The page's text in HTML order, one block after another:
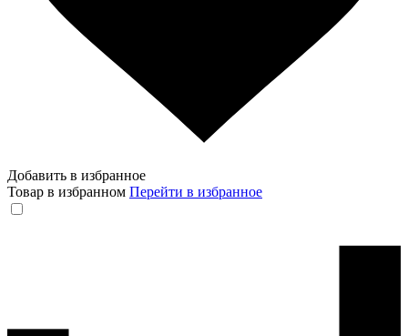
Добавить в избранное
Товар в избранном Перейти в избранное